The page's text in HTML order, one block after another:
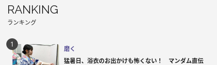
RANKING
ランキング
磨く
猛暑日、浴衣のお出かけも怖くない！ マンダム直伝